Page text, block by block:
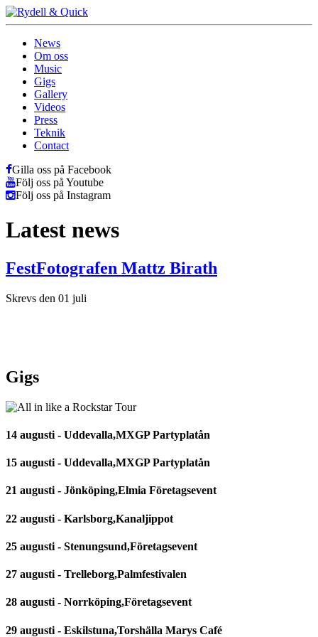
News
Om oss
Music
Gigs
Gallery
Videos
Press
Teknik
Contact
Gilla oss på Facebook
Följ oss på Youtube
Följ oss på Instagram
Latest news
FestFotografen Mattz Birath
Skrevs den 01 juli
Gigs
14 augusti - Uddevalla,MXGP Partyplatån
15 augusti - Uddevalla,MXGP Partyplatån
21 augusti - Jönköping,Elmia Företagsevent
22 augusti - Karlsborg,Kanaljippot
25 augusti - Stenungsund,Företagsevent
27 augusti - Trelleborg,Palmfestivalen
28 augusti - Norrköping,Företagsevent
29 augusti - Eskilstuna,Torshälla Marys Café